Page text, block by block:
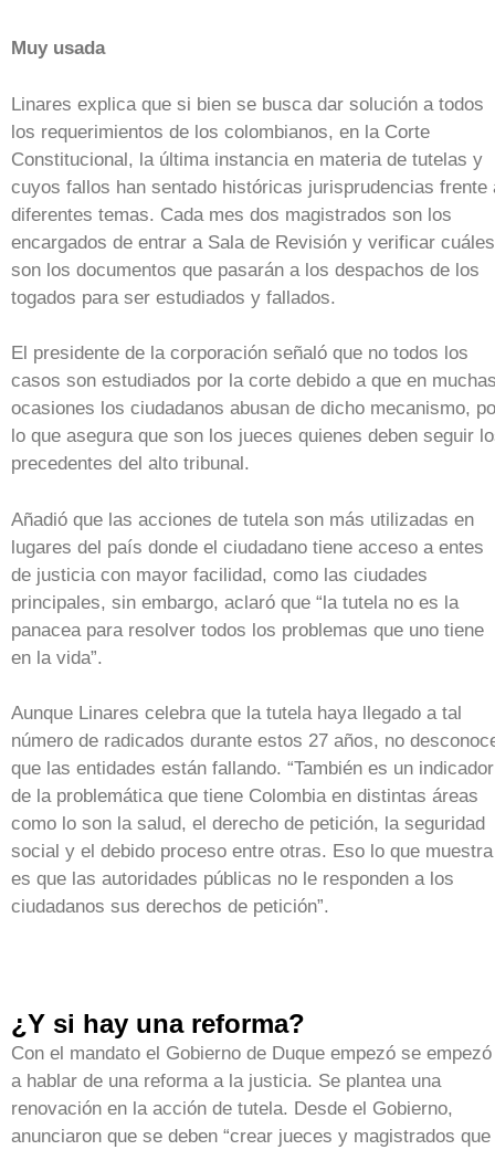
Muy usada
Linares explica que si bien se busca dar solución a todos
los requerimientos de los colombianos, en la Corte
Constitucional, la última instancia en materia de tutelas y
cuyos fallos han sentado históricas jurisprudencias frente
diferentes temas. Cada mes dos magistrados son los
encargados de entrar a Sala de Revisión y verificar cuáles
son los documentos que pasarán a los despachos de los
togados para ser estudiados y fallados.
El presidente de la corporación señaló que no todos los
casos son estudiados por la corte debido a que en
ocasiones los ciudadanos abusan de dicho mecanismo,
lo que asegura que son los jueces quienes deben seguir
precedentes del alto tribunal.
Añadió que las acciones de tutela son más utilizadas en
lugares del país donde el ciudadano tiene acceso a entes
de justicia con mayor facilidad, como las ciudades
principales, sin embargo, aclaró que “la tutela no es la
panacea para resolver todos los problemas que uno tiene
en la vida”.
Aunque Linares celebra que la tutela haya llegado a tal
número de radicados durante estos 27 años, no
que las entidades están fallando. “También es un indicador
de la problemática que tiene Colombia en distintas áreas
como lo son la salud, el derecho de petición, la seguridad
social y el debido proceso entre otras. Eso lo que muestra
es que las autoridades públicas no le responden a los
ciudadanos sus derechos de petición”.
¿Y si hay una reforma?
Con el mandato el Gobierno de Duque empezó se empezó
a hablar de una reforma a la justicia. Se plantea una
renovación en la acción de tutela. Desde el Gobierno,
anunciaron que se deben “crear jueces y magistrados que